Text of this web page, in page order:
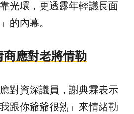
光環，更透露年輕議長面
的內幕。
應對老將情勒
對資深議員，謝典霖表示
跟你爺爺很熟」來情緒勒